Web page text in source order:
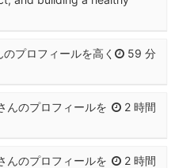
59 分
のプロフィールを高く
2 時間
んのプロフィールを
2 時間
んのプロフィールを